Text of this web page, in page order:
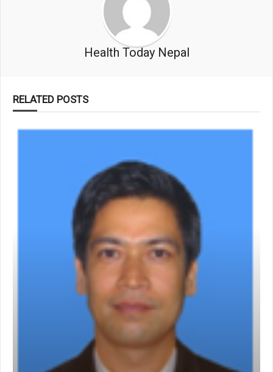
Health Today Nepal
RELATED POSTS